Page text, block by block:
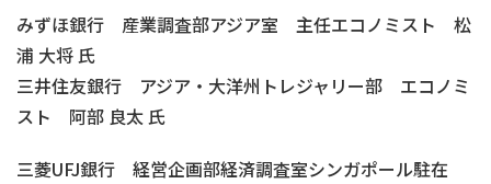
みずほ銀行 産業調査部アジア室 主任エコノミスト 松
浦 大将 氏
三井住友銀行 アジア・大洋州トレジャリー部 エコノミ
スト 阿部 良太 氏
三菱UFJ銀行 経営企画部経済調査室シンガポール駐在